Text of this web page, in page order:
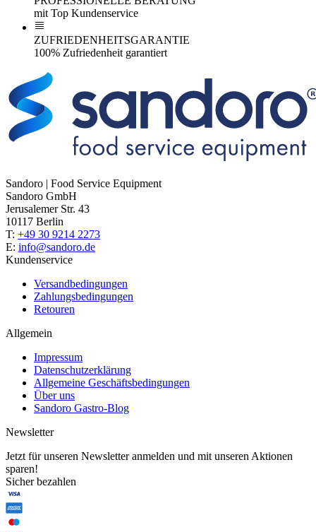
mit Top Kundenservice
ZUFRIEDENHEITSGARANTIE
100% Zufriedenheit garantiert
Sandoro | Food Service Equipment
Sandoro GmbH
Jerusalemer Str. 43
10117 Berlin
T: +49 30 9214 2273
E: info@sandoro.de
Kundenservice
Versandbedingungen
Zahlungsbedingungen
Retouren
Allgemein
Impressum
Datenschutzerklärung
Allgemeine Geschäftsbedingungen
Über uns
Sandoro Gastro-Blog
Newsletter
Jetzt für unseren Newsletter anmelden und mit unseren Aktionen
sparen!
Sicher bezahlen